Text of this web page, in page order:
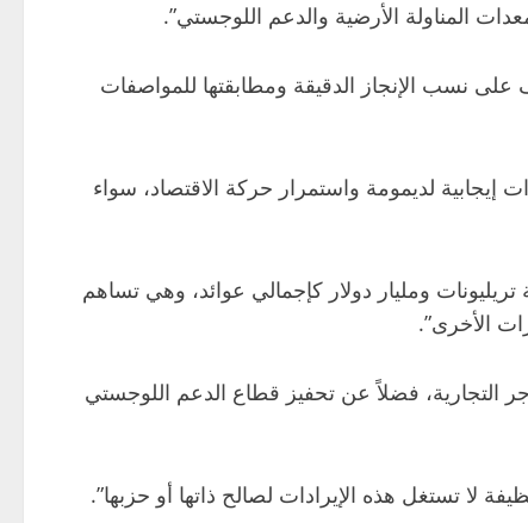
المناولة الأرضية والدعم اللوجستي”.
نسب الإنجاز الدقيقة ومطابقتها للمواصفات
إيجابية لديمومة واستمرار حركة الاقتصاد، سواء
ومليار دولار كإجمالي عوائد، وهي تساهم
الأخرى”.
التجارية، فضلاً عن تحفيز قطاع الدعم اللوجستي
لا تستغل هذه الإيرادات لصالح ذاتها أو حزبها”.